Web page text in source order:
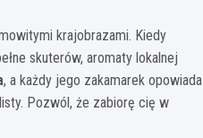
krajobrazami. Kiedy
skuterów, aromaty lokalnej
, a każdy jego zakamarek opowiada
Pozwól, że zabiorę cię w